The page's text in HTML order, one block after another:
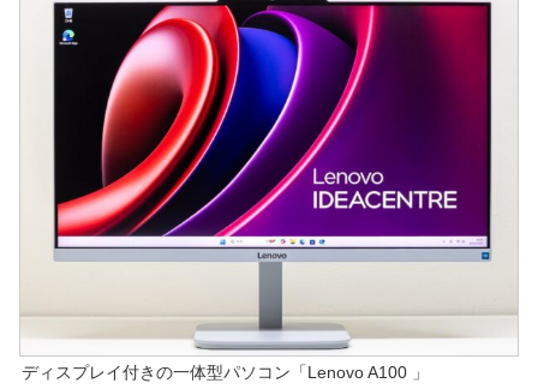
ディスプレイ付きの一体型パソコン「Lenovo A100 」